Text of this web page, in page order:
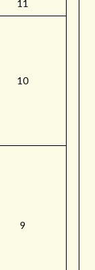
11
10
9